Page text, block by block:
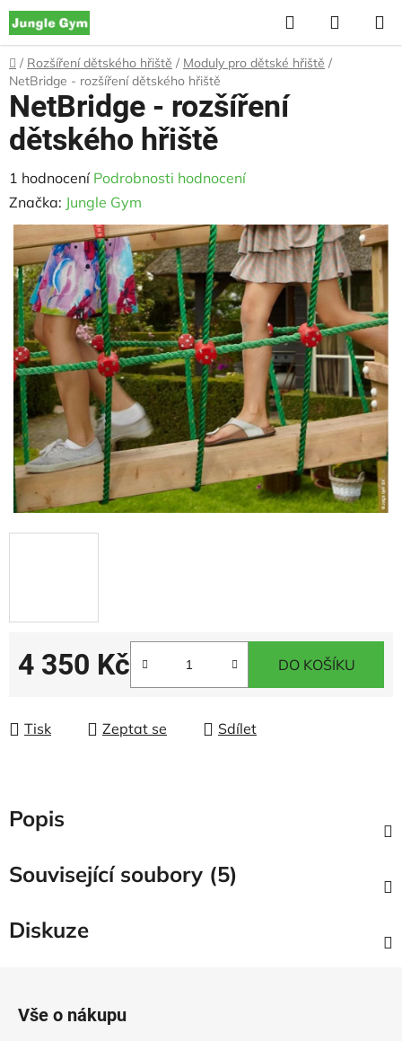
Přejít
na
obsah
Hledat
KOŠÍK
Domů
/ Rozšíření dětského hřiště / Moduly pro dětské hřiště /
NetBridge - rozšíření dětského hřiště
4 350 Kč DO KOŠÍKU
Tisk Zeptat se Sdílet
NetBridge - rozšíření
dětského hřiště
Průměrné
hodnocení
produktu
je
5,0
z
5
hvězdiček.
1 hodnocení Podrobnosti hodnocení
Značka: Jungle Gym
Popis
Související soubory (5)
Diskuze
Vše o nákupu